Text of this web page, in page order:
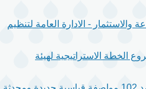
والاستثمار - الادارة العامة لتنظيم
الخطة الاستراتيجية لهيئة